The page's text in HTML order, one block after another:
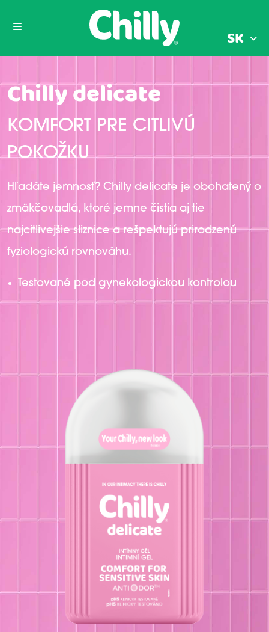
SK
Chilly delicate
KOMFORT PRE CITLIVÚ
POKOŽKU
Hľadáte jemnosť? Chilly delicate je obohatený o
zmäkčovadlá, ktoré jemne čistia aj tie
najcitlivejšie sliznice a rešpektujú prirodzenú
fyziologickú rovnováhu.
Testované pod gynekologickou kontrolou